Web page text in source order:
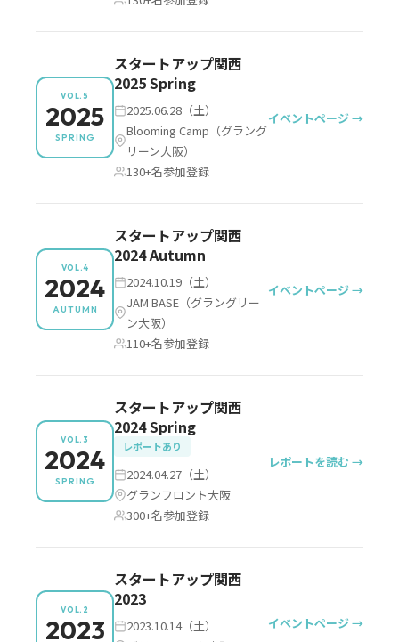
VOL.5
2025
SPRING
スタートアップ関西
2025 Spring
2025.06.28（土）
Blooming Camp（グラング
リーン大阪）
130+名参加登録
イベントページ →
VOL.4
2024
AUTUMN
スタートアップ関西
2024 Autumn
2024.10.19（土）
JAM BASE（グラングリー
ン大阪）
110+名参加登録
イベントページ →
VOL.3
2024
SPRING
スタートアップ関西
2024 Spring
レポートあり
2024.04.27（土）
グランフロント大阪
300+名参加登録
レポートを読む →
VOL.2
2023
スタートアップ関西
2023
2023.10.14（土）
イベントページ →